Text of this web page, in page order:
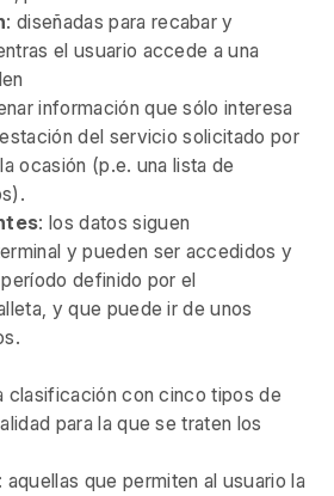
: diseñadas para recabar y
el usuario accede a una
información que sólo interesa
del servicio solicitado por
ocasión (p.e. una lista de
: los datos siguen
y pueden ser accedidos y
definido por el
y que puede ir de unos
clasificación con cinco tipos de
para la que se traten los
: aquellas que permiten al usuario la